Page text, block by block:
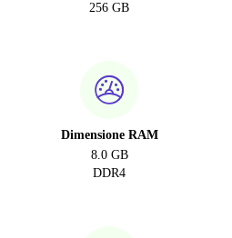
256 GB
Dimensione RAM
8.0 GB
DDR4